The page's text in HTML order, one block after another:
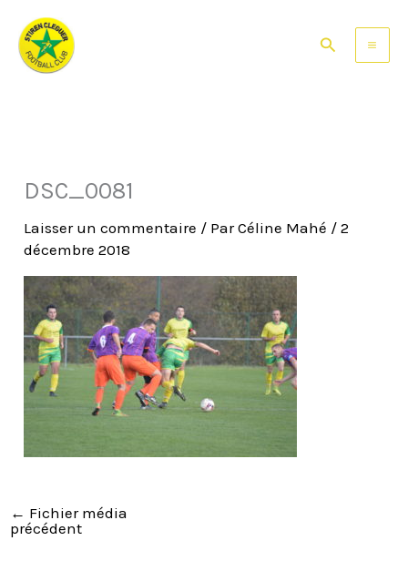
contenu
Rechercher
DSC_0081
Laisser un commentaire / ParCéline Mahé /2
décembre 2018
← Fichier média
précédent